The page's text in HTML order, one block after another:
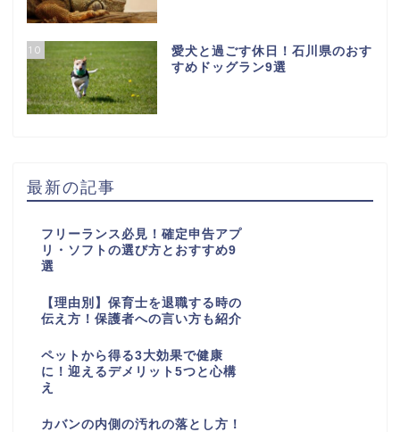
10
愛犬と過ごす休日！石川県のおす
すめドッグラン9選
最新の記事
フリーランス必見！確定申告アプ
リ・ソフトの選び方とおすすめ9
選
【理由別】保育士を退職する時の
伝え方！保護者への言い方も紹介
ペットから得る3大効果で健康
に！迎えるデメリット5つと心構
え
カバンの内側の汚れの落とし方！